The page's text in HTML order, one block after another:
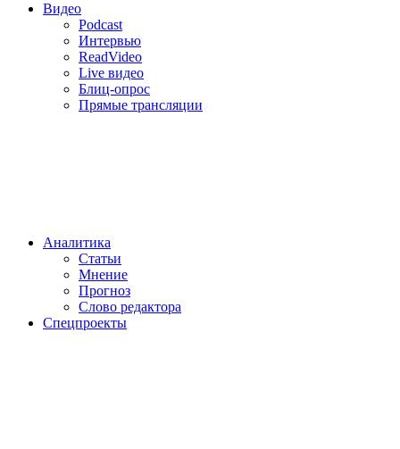
Видео
Podcast
Интервью
ReadVideo
Live видео
Блиц-опрос
Прямые трансляции
Аналитика
Статьи
Мнение
Прогноз
Cлово редактора
Спецпроекты